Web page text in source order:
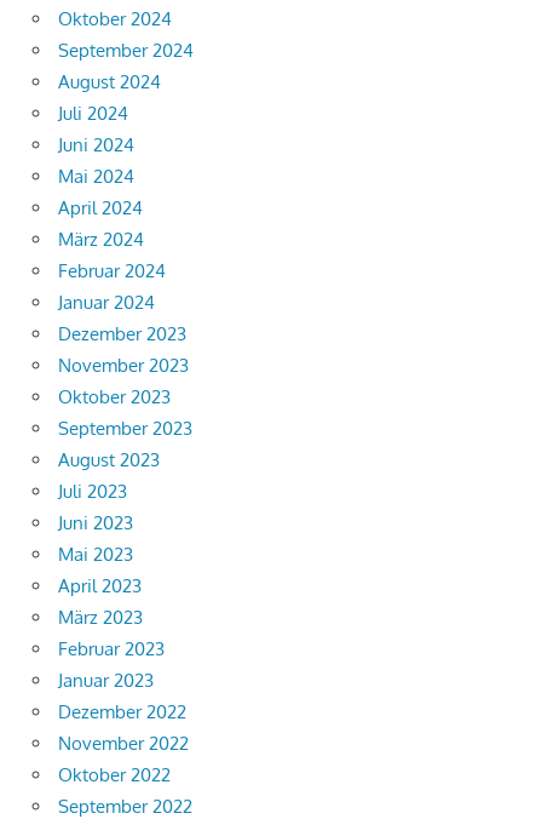
Oktober 2024
September 2024
August 2024
Juli 2024
Juni 2024
Mai 2024
April 2024
März 2024
Februar 2024
Januar 2024
Dezember 2023
November 2023
Oktober 2023
September 2023
August 2023
Juli 2023
Juni 2023
Mai 2023
April 2023
März 2023
Februar 2023
Januar 2023
Dezember 2022
November 2022
Oktober 2022
September 2022